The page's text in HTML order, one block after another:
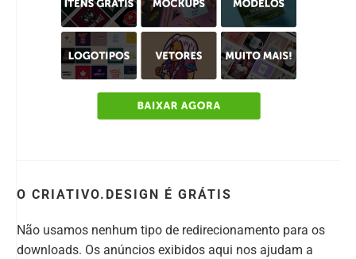
O CRIATIVO.DESIGN É GRÁTIS
Não usamos nenhum tipo de redirecionamento para os
downloads. Os anúncios exibidos aqui nos ajudam a